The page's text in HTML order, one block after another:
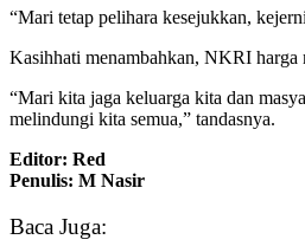
“Mari tetap pelihara kesejukkan,
Kasihhati menambahkan, NKRI harga
“Mari kita jaga keluarga kita dan
melindungi kita semua,” tandasnya.
Editor: Red
Penulis: M Nasir
Baca Juga: